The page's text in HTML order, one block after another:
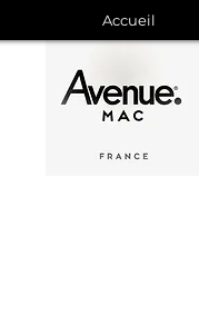
Accueil